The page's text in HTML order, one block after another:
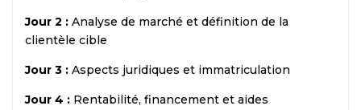
Jour 2 : Analyse de marché et définition de la
clientèle cible
Jour 3 : Aspects juridiques et immatriculation
Jour 4 : Rentabilité, financement et aides